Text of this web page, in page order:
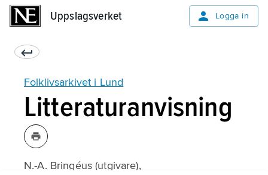
Uppslagsverket Logga in
Folklivsarkivet i Lund
Litteraturanvisning
N.-A. Bringéus (utgivare),